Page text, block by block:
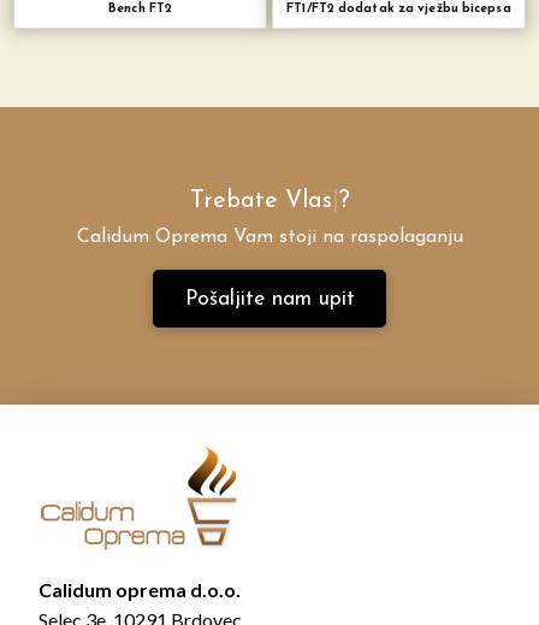
Bench FT2 FT1/FT2 dodatak za vježbu bicepsa
Trebate Vlast |?
Calidum Oprema Vam stoji na raspolaganju
Pošaljite nam upit
Calidum oprema d.o.o.
Selec 3e, 10291 Brdovec